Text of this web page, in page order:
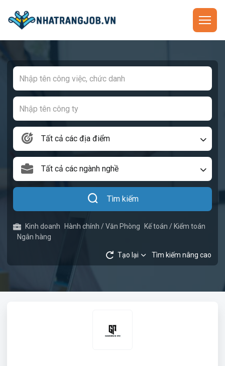
Tất cả các địa điểm
Tất cả các ngành nghề
Tìm kiếm
Kinh doanh Hành chính / Văn Phòng
Kế toán / Kiểm toán
Ngân hàng
Tạo lại Tìm kiếm nâng cao